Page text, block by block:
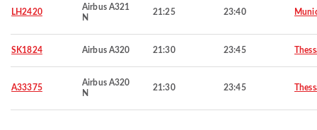
LH2420
Airbus A321
N
21:25 23:40
SK1824 Airbus A320 21:30 23:45
A33375
Airbus A320
N
21:30 23:45